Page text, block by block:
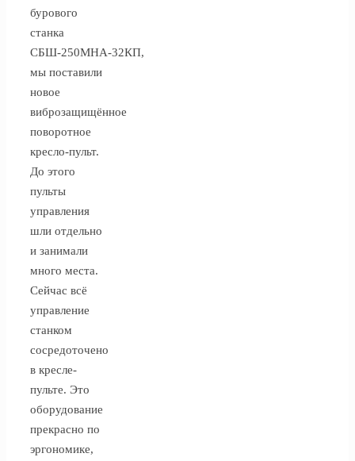
бурового
станка
СБШ-250МНА-32КП,
мы поставили
новое
виброзащищённое
поворотное
кресло-пульт.
До этого
пульты
управления
шли отдельно
и занимали
много места.
Сейчас всё
управление
станком
сосредоточено
в кресле-
пульте. Это
оборудование
прекрасно по
эргономике,